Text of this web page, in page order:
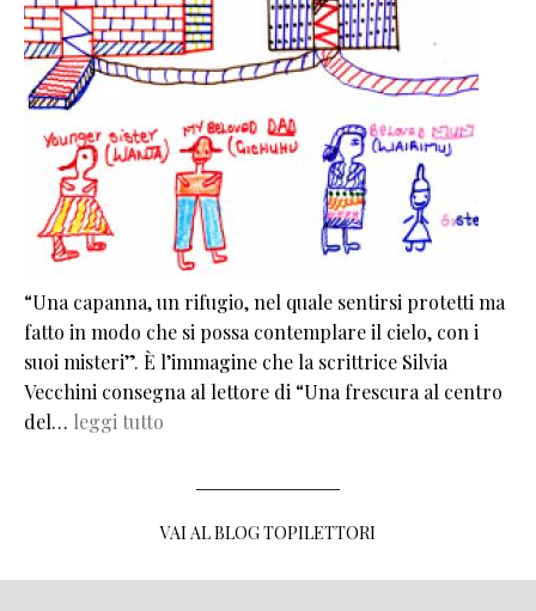
“Una capanna, un rifugio, nel quale sentirsi protetti ma
fatto in modo che si possa contemplare il cielo, con i
suoi misteri”. È l’immagine che la scrittrice Silvia
Vecchini consegna al lettore di “Una frescura al centro
del… leggi tutto
VAI AL BLOG TOPILETTORI